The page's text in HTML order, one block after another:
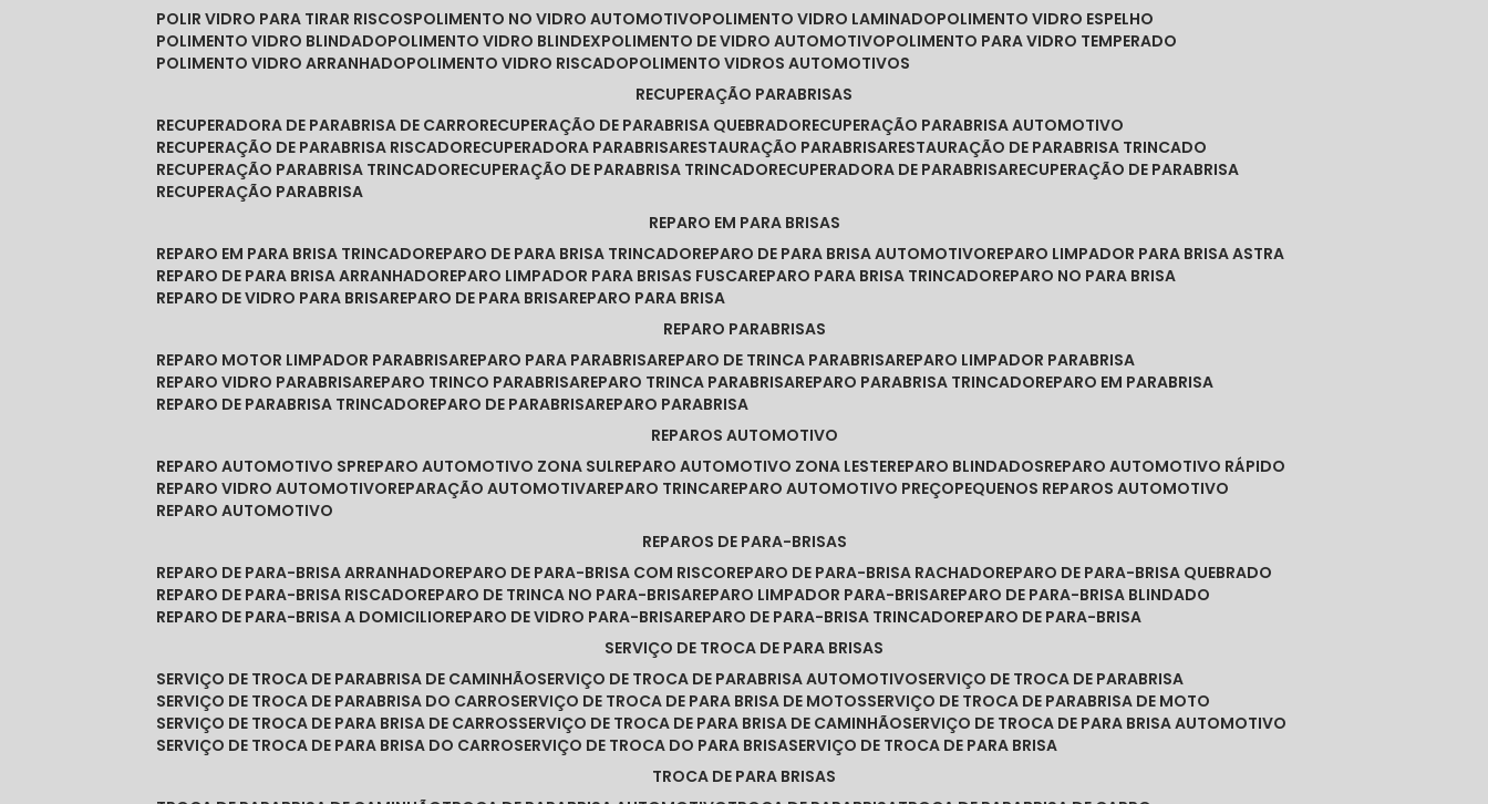
POLIR VIDRO PARA TIRAR RISCOS POLIMENTO NO VIDRO AUTOMOTIVO POLIMENTO VIDRO LAMINADO POLIMENTO VIDRO ESPELHO
POLIMENTO VIDRO BLINDADO POLIMENTO VIDRO BLINDEX POLIMENTO DE VIDRO AUTOMOTIVO POLIMENTO PARA VIDRO TEMPERADO
POLIMENTO VIDRO ARRANHADO POLIMENTO VIDRO RISCADO POLIMENTO VIDROS AUTOMOTIVOS
RECUPERAÇÃO PARABRISAS
RECUPERADORA DE PARABRISA DE CARRO RECUPERAÇÃO DE PARABRISA QUEBRADO RECUPERAÇÃO PARABRISA AUTOMOTIVO
RECUPERAÇÃO DE PARABRISA RISCADO RECUPERADORA PARABRISA RESTAURAÇÃO PARABRISA RESTAURAÇÃO DE PARABRISA TRINCADO
RECUPERAÇÃO PARABRISA TRINCADO RECUPERAÇÃO DE PARABRISA TRINCADO RECUPERADORA DE PARABRISA RECUPERAÇÃO DE PARABRISA
RECUPERAÇÃO PARABRISA
REPARO EM PARA BRISAS
REPARO EM PARA BRISA TRINCADO REPARO DE PARA BRISA TRINCADO REPARO DE PARA BRISA AUTOMOTIVO REPARO LIMPADOR PARA BRISA ASTRA
REPARO DE PARA BRISA ARRANHADO REPARO LIMPADOR PARA BRISAS FUSCA REPARO PARA BRISA TRINCADO REPARO NO PARA BRISA
REPARO DE VIDRO PARA BRISA REPARO DE PARA BRISA REPARO PARA BRISA
REPARO PARABRISAS
REPARO MOTOR LIMPADOR PARABRISA REPARO PARA PARABRISA REPARO DE TRINCA PARABRISA REPARO LIMPADOR PARABRISA
REPARO VIDRO PARABRISA REPARO TRINCO PARABRISA REPARO TRINCA PARABRISA REPARO PARABRISA TRINCADO REPARO EM PARABRISA
REPARO DE PARABRISA TRINCADO REPARO DE PARABRISA REPARO PARABRISA
REPAROS AUTOMOTIVO
REPARO AUTOMOTIVO SP REPARO AUTOMOTIVO ZONA SUL REPARO AUTOMOTIVO ZONA LESTE REPARO BLINDADOS REPARO AUTOMOTIVO RÁPIDO
REPARO VIDRO AUTOMOTIVO REPARAÇÃO AUTOMOTIVA REPARO TRINCA REPARO AUTOMOTIVO PREÇO PEQUENOS REPAROS AUTOMOTIVO
REPARO AUTOMOTIVO
REPAROS DE PARA-BRISAS
REPARO DE PARA-BRISA ARRANHADO REPARO DE PARA-BRISA COM RISCO REPARO DE PARA-BRISA RACHADO REPARO DE PARA-BRISA QUEBRADO
REPARO DE PARA-BRISA RISCADO REPARO DE TRINCA NO PARA-BRISA REPARO LIMPADOR PARA-BRISA REPARO DE PARA-BRISA BLINDADO
REPARO DE PARA-BRISA A DOMICILIO REPARO DE VIDRO PARA-BRISA REPARO DE PARA-BRISA TRINCADO REPARO DE PARA-BRISA
SERVIÇO DE TROCA DE PARA BRISAS
SERVIÇO DE TROCA DE PARABRISA DE CAMINHÃO SERVIÇO DE TROCA DE PARABRISA AUTOMOTIVO SERVIÇO DE TROCA DE PARABRISA
SERVIÇO DE TROCA DE PARABRISA DO CARRO SERVIÇO DE TROCA DE PARA BRISA DE MOTOS SERVIÇO DE TROCA DE PARABRISA DE MOTO
SERVIÇO DE TROCA DE PARA BRISA DE CARROS SERVIÇO DE TROCA DE PARA BRISA DE CAMINHÃO SERVIÇO DE TROCA DE PARA BRISA AUTOMOTIVO
SERVIÇO DE TROCA DE PARA BRISA DO CARRO SERVIÇO DE TROCA DO PARA BRISA SERVIÇO DE TROCA DE PARA BRISA
TROCA DE PARA BRISAS